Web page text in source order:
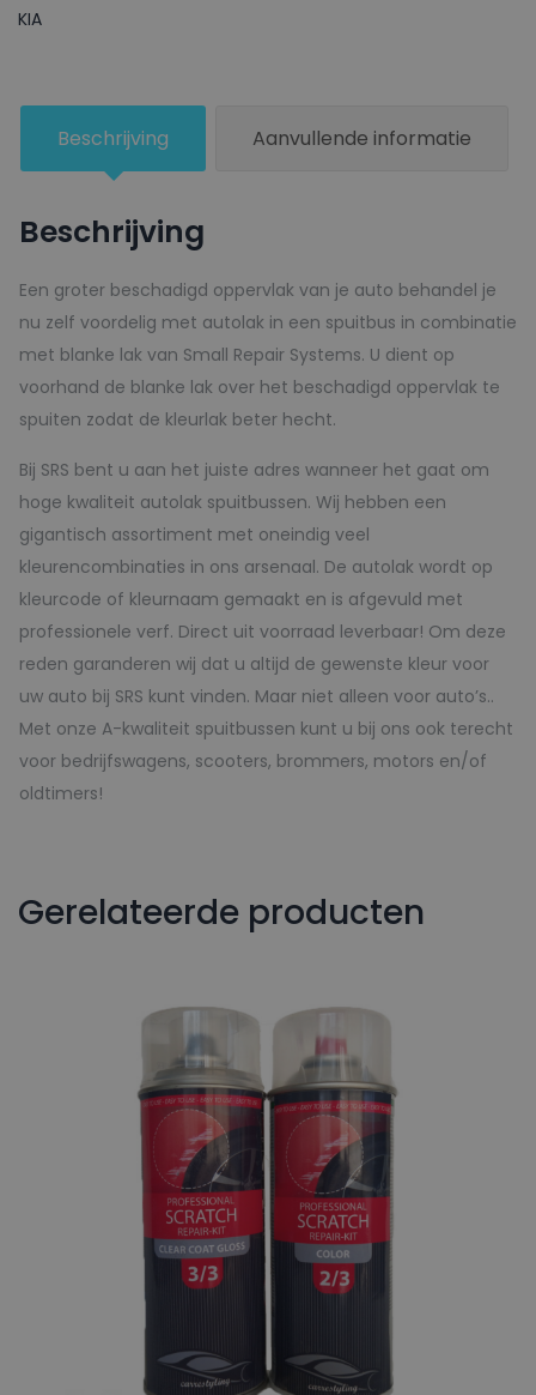
lak
SUN
ORANGE
-
aantal
KIA
Beschrijving Aanvullende informatie
Beschrijving
Een groter beschadigd oppervlak van je auto behandel je
nu zelf voordelig met autolak in een spuitbus in combinatie
met blanke lak van Small Repair Systems. U dient op
voorhand de blanke lak over het beschadigd oppervlak te
spuiten zodat de kleurlak beter hecht.
Bij SRS bent u aan het juiste adres wanneer het gaat om
hoge kwaliteit autolak spuitbussen. Wij hebben een
gigantisch assortiment met oneindig veel
kleurencombinaties in ons arsenaal. De autolak wordt op
kleurcode of kleurnaam gemaakt en is afgevuld met
professionele verf. Direct uit voorraad leverbaar! Om deze
reden garanderen wij dat u altijd de gewenste kleur voor
uw auto bij SRS kunt vinden. Maar niet alleen voor auto’s..
Met onze A-kwaliteit spuitbussen kunt u bij ons ook terecht
voor bedrijfswagens, scooters, brommers, motors en/of
oldtimers!
Gerelateerde producten